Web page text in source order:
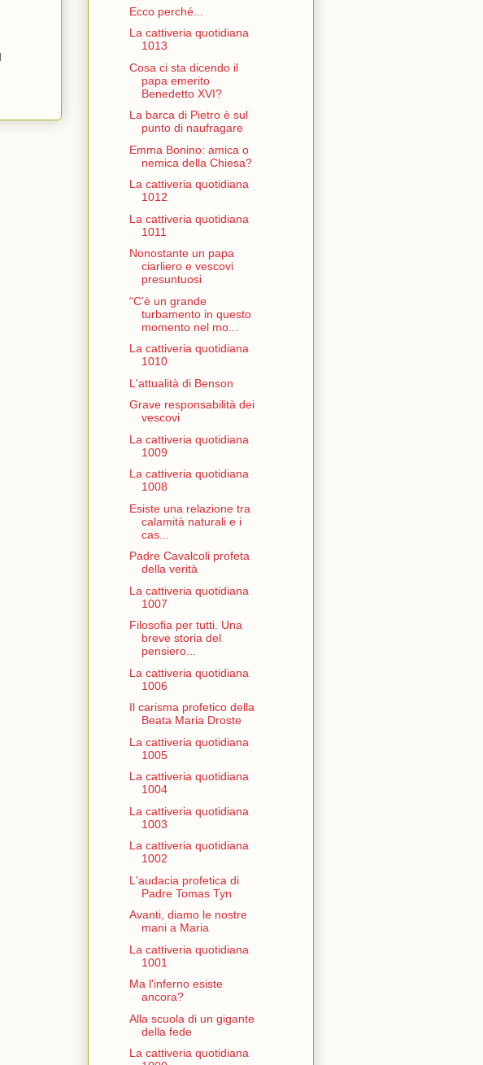
Ecco perché...
La cattiveria quotidiana
1013
Cosa ci sta dicendo il
papa emerito
Benedetto XVI?
La barca di Pietro è sul
punto di naufragare
Emma Bonino: amica o
nemica della Chiesa?
La cattiveria quotidiana
1012
La cattiveria quotidiana
1011
Nonostante un papa
ciarliero e vescovi
presuntuosi
“C’è un grande
turbamento in questo
momento nel mo...
La cattiveria quotidiana
1010
L'attualità di Benson
Grave responsabilità dei
vescovi
La cattiveria quotidiana
1009
La cattiveria quotidiana
1008
Esiste una relazione tra
calamità naturali e i
cas...
Padre Cavalcoli profeta
della verità
La cattiveria quotidiana
1007
Filosofia per tutti. Una
breve storia del
pensiero...
La cattiveria quotidiana
1006
Il carisma profetico della
Beata Maria Droste
La cattiveria quotidiana
1005
La cattiveria quotidiana
1004
La cattiveria quotidiana
1003
La cattiveria quotidiana
1002
L'audacia profetica di
Padre Tomas Tyn
Avanti, diamo le nostre
mani a Maria
La cattiveria quotidiana
1001
Ma l'inferno esiste
ancora?
Alla scuola di un gigante
della fede
La cattiveria quotidiana